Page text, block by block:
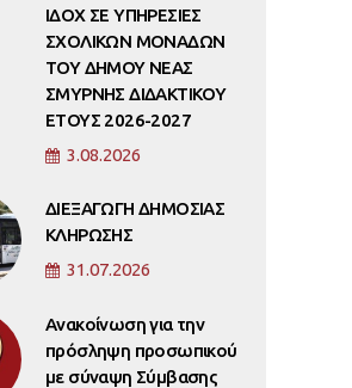
ΙΔΟΧ ΣΕ ΥΠΗΡΕΣΙΕΣ
ΣΧΟΛΙΚΩΝ ΜΟΝΑΔΩΝ
ΤΟΥ ΔΗΜΟΥ ΝΕΑΣ
ΣΜΥΡΝΗΣ ΔΙΔΑΚΤΙΚΟΥ
ΕΤΟΥΣ 2026-2027
3.08.2026
ΔΙΕΞΑΓΩΓΗ ΔΗΜΟΣΙΑΣ
ΚΛΗΡΩΣΗΣ
31.07.2026
Ανακοίνωση για την
πρόσληψη προσωπικού
με σύναψη Σύμβασης